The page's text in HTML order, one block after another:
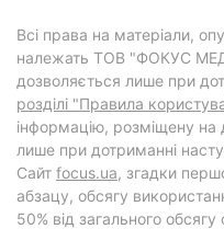
Всі права на матеріали,
належать ТОВ "ФОКУС
дозволяється лише при
розділі "Правила
інформацію, розміщену на
лише при дотриманні
Cайт focus.ua, згадки
абзацу, обсягу
50% від загального обсягу